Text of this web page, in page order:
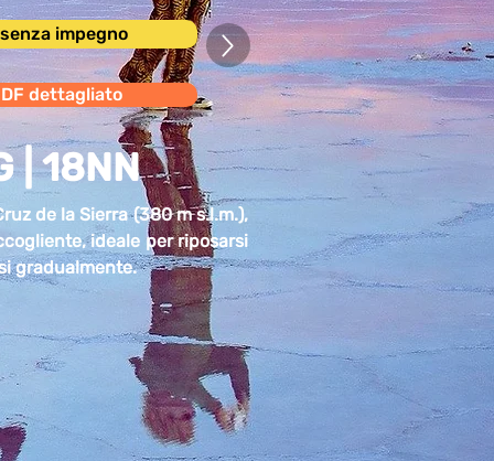
impegno
dettagliato
| 18NN
de la Sierra (380 m s.l.m.),
ideale per riposarsi
gradualmente.